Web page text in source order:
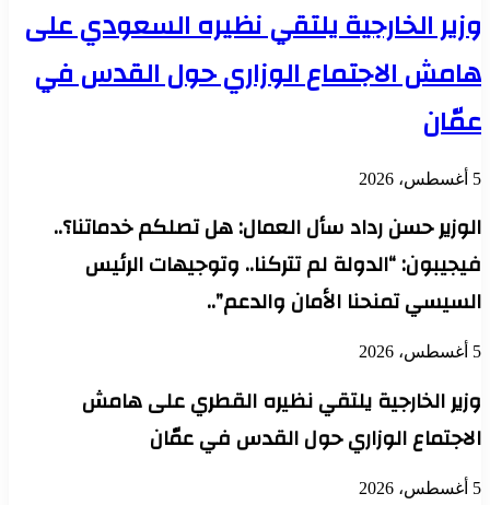
وزير الخارجية يلتقي نظيره السعودي على
هامش الاجتماع الوزاري حول القدس في
عمّان
5 أغسطس، 2026
الوزير حسن رداد سأل العمال: هل تصلكم خدماتنا؟..
فيجيبون: “الدولة لم تتركنا.. وتوجيهات الرئيس
السيسي تمنحنا الأمان والدعم”..
5 أغسطس، 2026
وزير الخارجية يلتقي نظيره القطري على هامش
الاجتماع الوزاري حول القدس في عمّان
5 أغسطس، 2026